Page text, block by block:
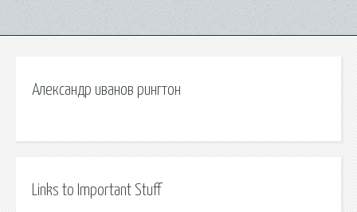
Александр иванов рингтон
Links to Important Stuff